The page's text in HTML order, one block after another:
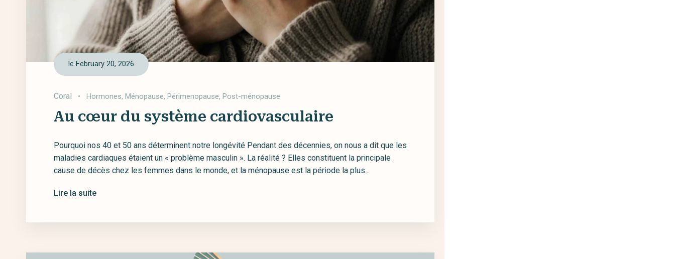
le February 20, 2026
Coral • Hormones, Ménopause, Périmenopause, Post-ménopause
Au cœur du système cardiovasculaire
Pourquoi nos 40 et 50 ans déterminent notre longévité Pendant des décennies, on nous a dit que les
maladies cardiaques étaient un « problème masculin ». La réalité ? Elles constituent la principale
cause de décès chez les femmes dans le monde, et la ménopause est la période la plus...
Lire la suite